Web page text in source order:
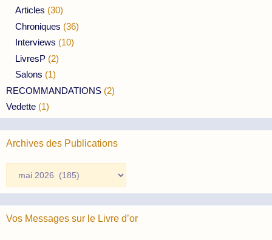
Articles (30)
Chroniques (36)
Interviews (10)
LivresP (2)
Salons (1)
RECOMMANDATIONS (2)
Vedette (1)
Archives des Publications
des
Publications
Vos Messages sur le Livre d’or